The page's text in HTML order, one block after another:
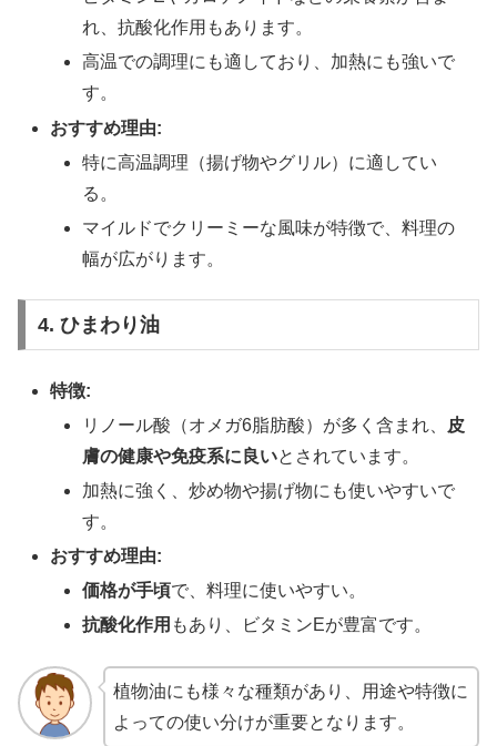
れ、抗酸化作用もあります。
高温での調理にも適しており、加熱にも強いで
す。
おすすめ理由:
特に高温調理（揚げ物やグリル）に適してい
る。
マイルドでクリーミーな風味が特徴で、料理の
幅が広がります。
4. ひまわり油
特徴:
リノール酸（オメガ6脂肪酸）が多く含まれ、 皮
膚の健康や免疫系に良いとされています。
加熱に強く、炒め物や揚げ物にも使いやすいで
す。
おすすめ理由:
価格が手頃で、料理に使いやすい。
抗酸化作用 もあり、ビタミンEが豊富です。
植物油にも様々な種類があり、用途や特徴に
よっての使い分けが重要となります。